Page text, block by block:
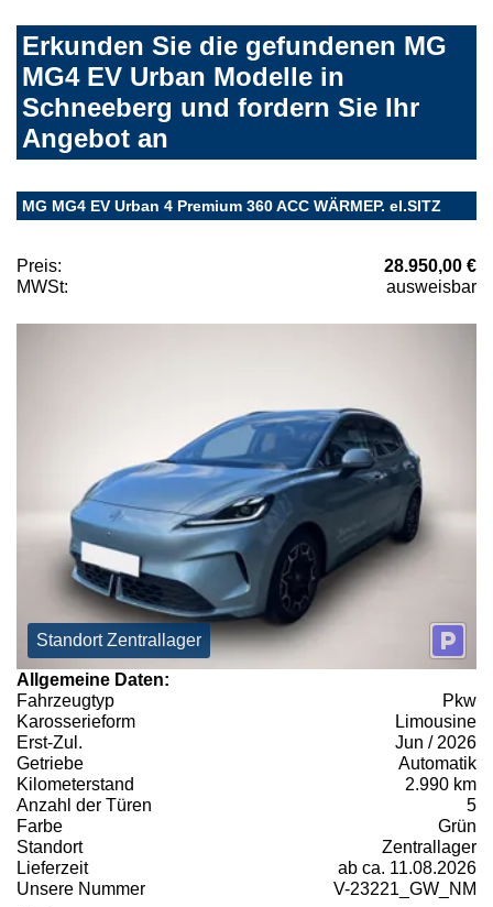
Erkunden Sie die gefundenen MG
MG4 EV Urban Modelle in
Schneeberg und fordern Sie Ihr
Angebot an
MG MG4 EV Urban 4 Premium 360 ACC WÄRMEP. el.SITZ
Preis:
28.950,00 €
MWSt:
ausweisbar
Standort Zentrallager
Allgemeine Daten:
Fahrzeugtyp
Pkw
Karosserieform
Limousine
Erst-Zul.
Jun / 2026
Getriebe
Automatik
Kilometerstand
2.990 km
Anzahl der Türen
5
Farbe
Grün
Standort
Zentrallager
Lieferzeit
ab ca. 11.08.2026
Unsere Nummer
V-23221_GW_NM